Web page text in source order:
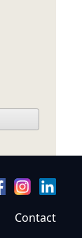
Contact